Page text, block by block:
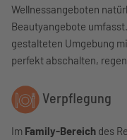
Wellnessangeboten
Beautyangebote
gestalteten Umgebung
perfekt abschalten,
Verpflegung
Im Family-Bereich des